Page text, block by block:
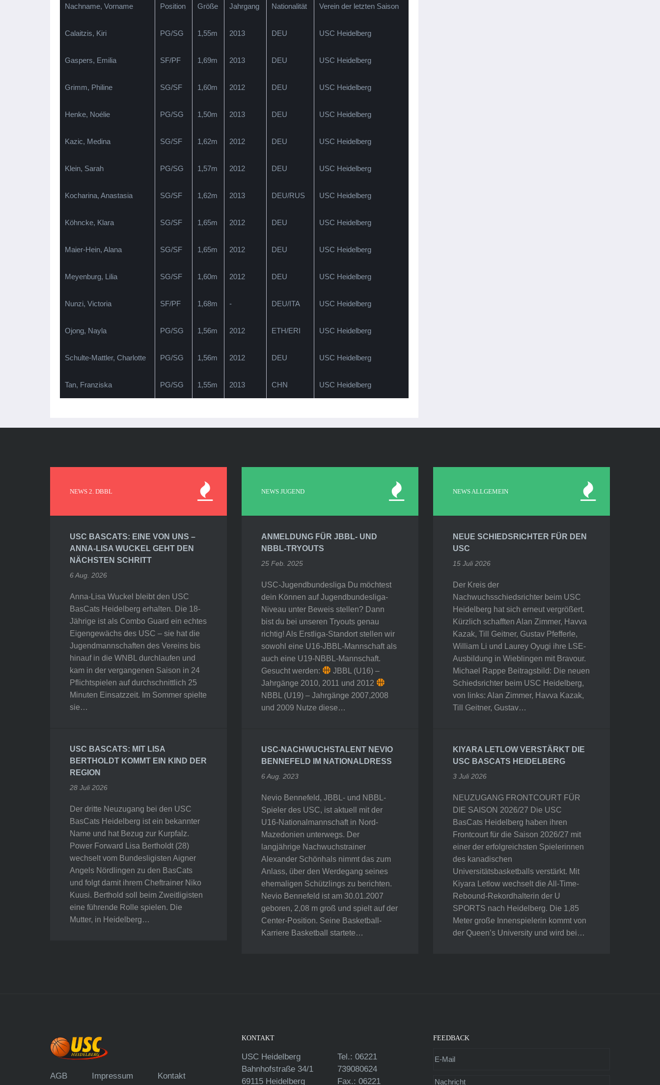
Nachname, Vorname Position Größe Jahrgang Nationalität Verein der letzten Saison
Calaitzis, Kiri PG/SG 1,55m 2013 DEU USC Heidelberg
Gaspers, Emilia SF/PF 1,69m 2013 DEU USC Heidelberg
Grimm, Philine SG/SF 1,60m 2012 DEU USC Heidelberg
Henke, Noélie PG/SG 1,50m 2013 DEU USC Heidelberg
Kazic, Medina SG/SF 1,62m 2012 DEU USC Heidelberg
Klein, Sarah PG/SG 1,57m 2012 DEU USC Heidelberg
Kocharina, Anastasia SG/SF 1,62m 2013 DEU/RUS USC Heidelberg
Köhncke, Klara SG/SF 1,65m 2012 DEU USC Heidelberg
Maier-Hein, Alana SG/SF 1,65m 2012 DEU USC Heidelberg
Meyenburg, Lilia SG/SF 1,60m 2012 DEU USC Heidelberg
Nunzi, Victoria SF/PF 1,68m - DEU/ITA USC Heidelberg
Ojong, Nayla PG/SG 1,56m 2012 ETH/ERI USC Heidelberg
Schulte-Mattler, Charlotte PG/SG 1,56m 2012 DEU USC Heidelberg
Tan, Franziska PG/SG 1,55m 2013 CHN USC Heidelberg
NEWS 2. DBBL
USC BASCATS: EINE VON UNS –
ANNA-LISA WUCKEL GEHT DEN
NÄCHSTEN SCHRITT
6 Aug. 2026
Anna-Lisa Wuckel bleibt den USC
BasCats Heidelberg erhalten. Die 18-
Jährige ist als Combo Guard ein echtes
Eigengewächs des USC – sie hat die
Jugendmannschaften des Vereins bis
hinauf in die WNBL durchlaufen und
kam in der vergangenen Saison in 24
Pflichtspielen auf durchschnittlich 25
Minuten Einsatzzeit. Im Sommer spielte
sie…
USC BASCATS: MIT LISA
BERTHOLDT KOMMT EIN KIND DER
REGION
28 Juli 2026
Der dritte Neuzugang bei den USC
BasCats Heidelberg ist ein bekannter
Name und hat Bezug zur Kurpfalz.
Power Forward Lisa Bertholdt (28)
wechselt vom Bundesligisten Aigner
Angels Nördlingen zu den BasCats
und folgt damit ihrem Cheftrainer Niko
Kuusi. Berthold soll beim Zweitligisten
eine führende Rolle spielen. Die
Mutter, in Heidelberg…
NEWS JUGEND
ANMELDUNG FÜR JBBL- UND
NBBL-TRYOUTS
25 Feb. 2025
USC-Jugendbundesliga Du möchtest
dein Können auf Jugendbundesliga-
Niveau unter Beweis stellen? Dann
bist du bei unseren Tryouts genau
richtig! Als Erstliga-Standort stellen wir
sowohl eine U16-JBBL-Mannschaft als
auch eine U19-NBBL-Mannschaft.
Gesucht werden:
JBBL (U16) –
Jahrgänge 2010, 2011 und 2012
NBBL (U19) – Jahrgänge 2007,2008
und 2009 Nutze diese…
USC-NACHWUCHSTALENT NEVIO
BENNEFELD IM NATIONALDRESS
6 Aug. 2023
Nevio Bennefeld, JBBL- und NBBL-
Spieler des USC, ist aktuell mit der
U16-Nationalmannschaft in Nord-
Mazedonien unterwegs. Der
langjährige Nachwuchstrainer
Alexander Schönhals nimmt das zum
Anlass, über den Werdegang seines
ehemaligen Schützlings zu berichten.
Nevio Bennefeld ist am 30.01.2007
geboren, 2,08 m groß und spielt auf der
Center-Position. Seine Basketball-
Karriere Basketball startete…
NEWS ALLGEMEIN
NEUE SCHIEDSRICHTER FÜR DEN
USC
15 Juli 2026
Der Kreis der
Nachwuchsschiedsrichter beim USC
Heidelberg hat sich erneut vergrößert.
Kürzlich schafften Alan Zimmer, Havva
Kazak, Till Geitner, Gustav Pfefferle,
William Li und Laurey Oyugi ihre LSE-
Ausbildung in Wieblingen mit Bravour.
Michael Rappe Beitragsbild: Die neuen
Schiedsrichter beim USC Heidelberg,
von links: Alan Zimmer, Havva Kazak,
Till Geitner, Gustav…
KIYARA LETLOW VERSTÄRKT DIE
USC BASCATS HEIDELBERG
3 Juli 2026
NEUZUGANG FRONTCOURT FÜR
DIE SAISON 2026/27 Die USC
BasCats Heidelberg haben ihren
Frontcourt für die Saison 2026/27 mit
einer der erfolgreichsten Spielerinnen
des kanadischen
Universitätsbasketballs verstärkt. Mit
Kiyara Letlow wechselt die All-Time-
Rebound-Rekordhalterin der U
SPORTS nach Heidelberg. Die 1,85
Meter große Innenspielerin kommt von
der Queen’s University und wird bei…
AGB Impressum
Kontakt
KONTAKT
USC Heidelberg
Bahnhofstraße 34/1
69115 Heidelberg
Tel.: 06221
739080624
Fax.: 06221
FEEDBACK